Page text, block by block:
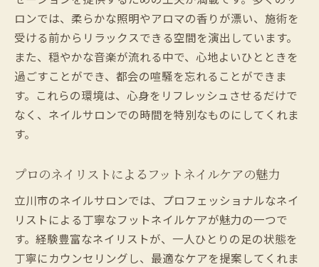
ネイルサロンで出会う立川市のフットネイルト
レンド
立川市で人気のフットネイルデザインをチ
ェック
トレンドを取り入れた立川市のネイルサロ
ンアート
最新技術を駆使した立川市のネイルサロン
サービス
立川市のフットネイルトレンドに影響を与
える要素
ネイルサロンで学ぶ立川市のフットネイル
ロンでは、柔らかな照明やアロマの香りが漂い、施術を
受ける前からリラックスできる空間を演出しています。
また、穏やかな音楽が流れる中で、心地よいひとときを
過ごすことができ、都会の喧騒を忘れることができま
す。これらの環境は、心身をリフレッシュさせるだけで
なく、ネイルサロンでの時間を特別なものにしてくれま
す。
プロのネイリストによるフットネイルケアの魅力
立川市のネイルサロンでは、プロフェッショナルなネイ
リストによる丁寧なフットネイルケアが魅力の一つで
す。経験豊富なネイリストが、一人ひとりの足の状態を
丁寧にカウンセリングし、最適なケアを提案してくれま